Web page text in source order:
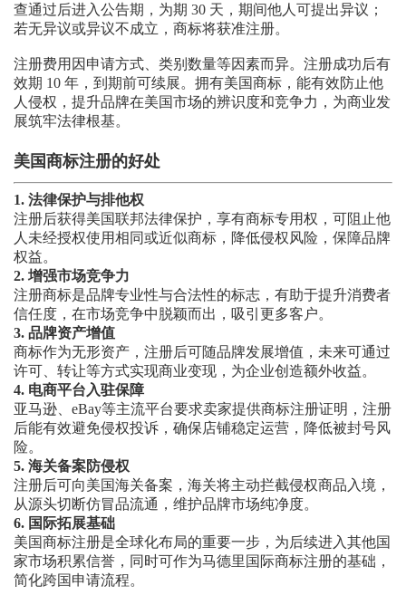
查通过后进入公告期，为期 30 天，期间他人可提出异议；
若无异议或异议不成立，商标将获准注册。
注册费用因申请方式、类别数量等因素而异。注册成功后有
效期 10 年，到期前可续展。拥有美国商标，能有效防止他
人侵权，提升品牌在美国市场的辨识度和竞争力，为商业发
展筑牢法律根基。
美国商标注册的好处
1. 法律保护与排他权
注册后获得美国联邦法律保护，享有商标专用权，可阻止他
人未经授权使用相同或近似商标，降低侵权风险，保障品牌
权益。
2. 增强市场竞争力
注册商标是品牌专业性与合法性的标志，有助于提升消费者
信任度，在市场竞争中脱颖而出，吸引更多客户。
3. 品牌资产增值
商标作为无形资产，注册后可随品牌发展增值，未来可通过
许可、转让等方式实现商业变现，为企业创造额外收益。
4. 电商平台入驻保障
亚马逊、eBay等主流平台要求卖家提供商标注册证明，注册
后能有效避免侵权投诉，确保店铺稳定运营，降低被封号风
险。
5. 海关备案防侵权
注册后可向美国海关备案，海关将主动拦截侵权商品入境，
从源头切断仿冒品流通，维护品牌市场纯净度。
6. 国际拓展基础
美国商标注册是全球化布局的重要一步，为后续进入其他国
家市场积累信誉，同时可作为马德里国际商标注册的基础，
简化跨国申请流程。